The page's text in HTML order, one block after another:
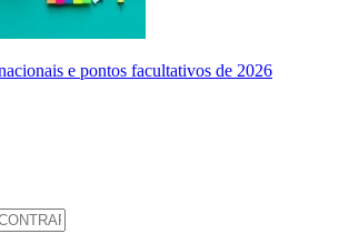
e pontos facultativos de 2026